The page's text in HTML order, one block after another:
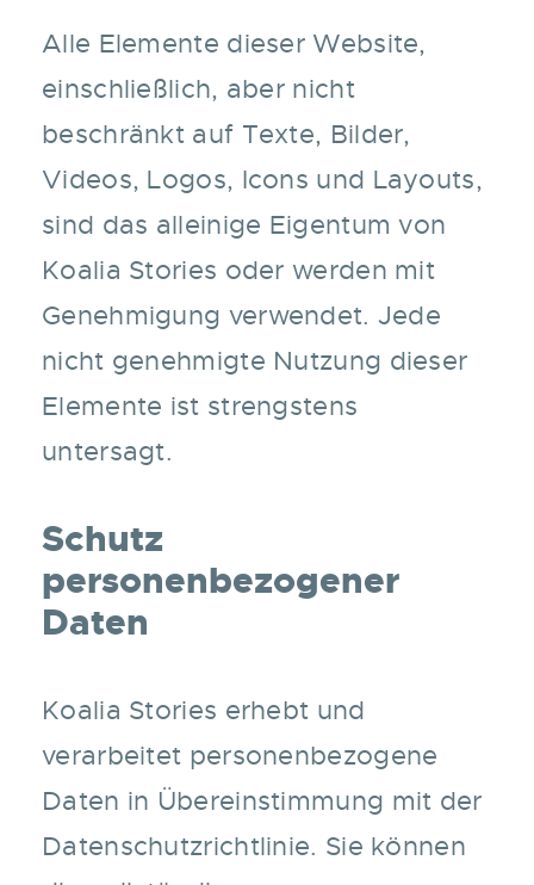
Alle Elemente dieser Website,
einschließlich, aber nicht
beschränkt auf Texte, Bilder,
Videos, Logos, Icons und Layouts,
sind das alleinige Eigentum von
Koalia Stories oder werden mit
Genehmigung verwendet. Jede
nicht genehmigte Nutzung dieser
Elemente ist strengstens
untersagt.
Schutz
personenbezogener
Daten
Koalia Stories erhebt und
verarbeitet personenbezogene
Daten in Übereinstimmung mit der
Datenschutzrichtlinie. Sie können